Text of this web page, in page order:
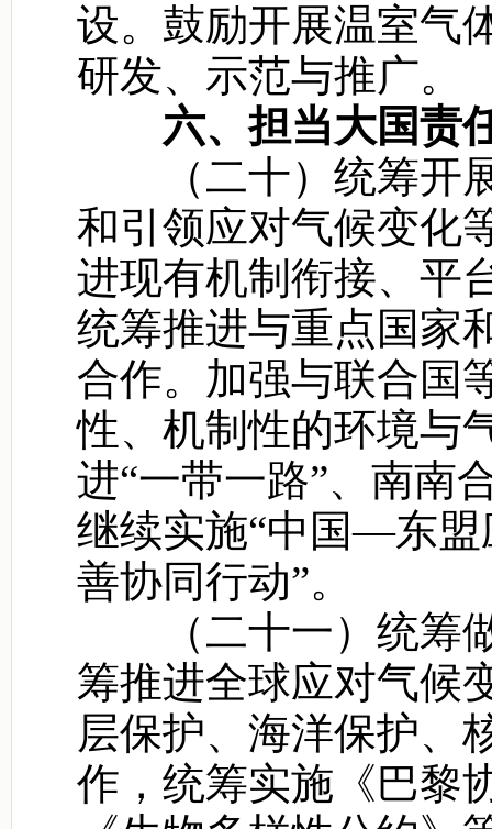
设。鼓励开展温室气
研发、示范与推广。
六、担当大国责
（二十）统筹开展
和引领应对气候变化
进现有机制衔接、平
统筹推进与重点国家
合作。加强与联合国
性、机制性的环境与
进“一带一路”、南南
继续实施“中国—东盟
善协同行动”。
（二十一）统筹做
筹推进全球应对气候
层保护、海洋保护、
作，统筹实施《巴黎